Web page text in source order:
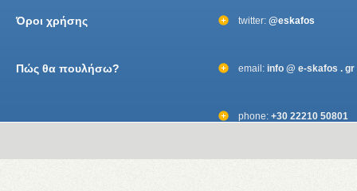
Όροι χρήσης
Πώς θα πουλήσω?
twitter: @eskafos
email: info @ e-skafos . gr
phone: +30 22210 50801